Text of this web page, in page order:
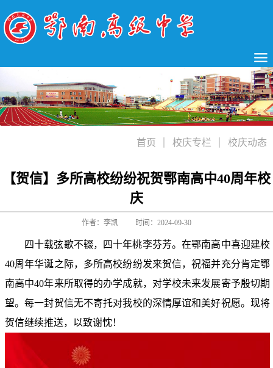
首页 校庆专栏 校庆动态
【贺信】多所高校纷纷祝贺鄂南高中40周年校
庆
作者：李凯 时间：2024-09-30
四十载弦歌不辍，四十年桃李芬芳。在鄂南高中喜迎建校
40周年华诞之际，多所高校纷纷发来贺信，祝福并充分肯定鄂
南高中40年来所取得的办学成就，对学校未来发展寄予殷切期
望。每一封贺信无不寄托对我校的深情厚谊和美好祝愿。现将
贺信继续推送，以致谢忱！